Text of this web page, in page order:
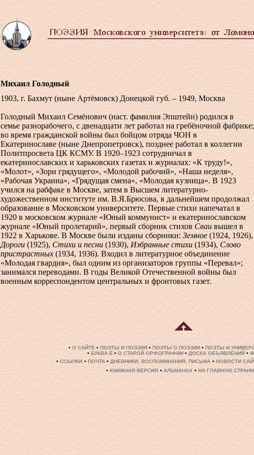
Михаил Голодный
1903, г. Бахмут (ныне Артёмовск) Донецкой губ. – 1949, Москва
Голодный Михаил Семёнович (наст. фамилия Эпштейн) родился в
семье разнорабочего, с двенадцати лет работал на гребёночной фабрике;
во время гражданской войны был бойцом отряда ЧОН в
Екатеринославе (ныне Днепропетровск), позднее работал в коллегии
Политпросвета ЦК КСМУ. В 1920–1923 сотрудничал в
екатеринославских и харьковских газетах и журналах: «К труду!»,
«Молот», «Зори грядущего», «Молодой рабочий», «Наша неделя»,
«Рабочая Украина», «Грядущая смена», «Молодая кузница». В 1923
учился на рабфаке в Москве, затем в Высшем литературно-
художественном институте им. В.Я.Брюсова, в дальнейшем продолжал
образование в Московском университете. Первые стихи напечатал в
1920 в московском журнале «Юный коммунист» и екатеринославском
журнале «Юный пролетарий», первый сборник стихов Сваи вышел в
1922 в Харькове. В Москве были изданы сборники: Земное (1924, 1926),
Дороги (1925), Стихи и песни (1930), Избранные стихи (1934), Слово
пристрастных (1934, 1936). Входил в литературное объединение
«Молодая гвардия», был одним из организаторов группы «Перевал»;
занимался переводами. В годы Великой Отечественной войны был
военным корреспондентом центральных и фронтовых газет.